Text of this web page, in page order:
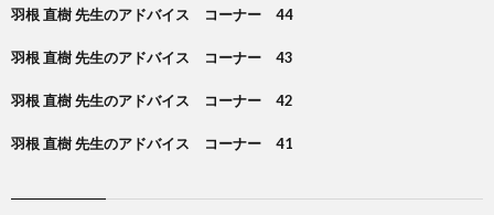
羽根 直樹 先生のアドバイス コーナー 44
羽根 直樹 先生のアドバイス コーナー 43
羽根 直樹 先生のアドバイス コーナー 42
羽根 直樹 先生のアドバイス コーナー 41